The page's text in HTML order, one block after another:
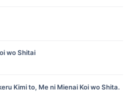
wo Shitai
Kimi to, Me ni Mienai Koi wo Shita.